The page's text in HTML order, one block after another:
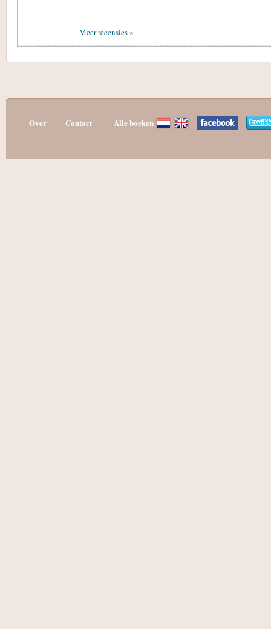
Meer recensies »
Over Contact Alle boeken